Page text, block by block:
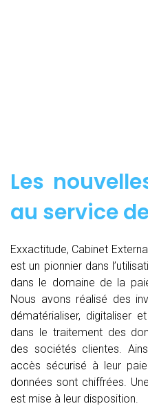
Les
au service
Exxactitude, Cabinet
est un pionnier dans
dans le domaine de la
Nous avons réalisé des
dématérialiser, digitaliser
dans le traitement des
des sociétés clientes.
accès sécurisé à leur
données sont chiffrées.
est mise à leur disposition.